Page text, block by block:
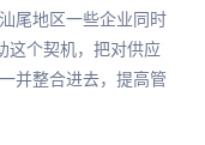
尾地区一些企业同时
这个契机，把对供应
并整合进去，提高管